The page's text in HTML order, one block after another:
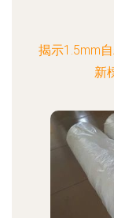
揭示1.5mm
新